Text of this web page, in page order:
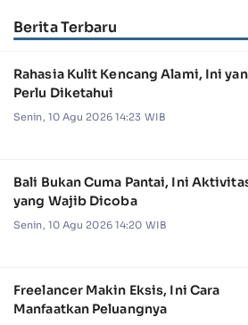
Berita Terbaru
Rahasia Kulit Kencang Alami, Ini
Perlu Diketahui
Senin, 10 Agu 2026 14:23 WIB
Bali Bukan Cuma Pantai, Ini
yang Wajib Dicoba
Senin, 10 Agu 2026 14:20 WIB
Freelancer Makin Eksis, Ini Cara
Manfaatkan Peluangnya